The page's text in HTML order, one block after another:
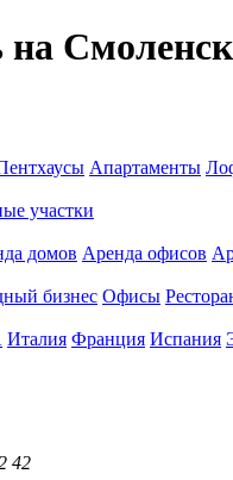
на
Апартаменты
участки
домов Аренда офисов
бизнес Офисы
Италия Франция Испания
42